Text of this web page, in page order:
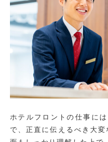
ホテルフロントの仕事に
で、正直に伝えるべき大